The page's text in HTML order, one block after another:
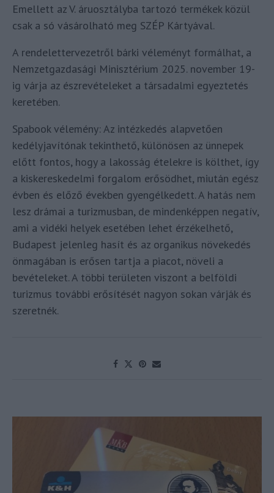
Emellett az V. áruosztályba tartozó termékek közül
csak a só vásárolható meg SZÉP Kártyával.
A rendelettervezetről bárki véleményt formálhat, a
Nemzetgazdasági Minisztérium 2025. november 19-
ig várja az észrevételeket a társadalmi egyeztetés
keretében.
Spabook vélemény: Az intézkedés alapvetően
kedélyjavítónak tekinthető, különösen az ünnepek
előtt fontos, hogy a lakosság ételekre is költhet, így
a kiskereskedelmi forgalom erősödhet, miután egész
évben és előző években gyengélkedett. A hatás nem
lesz drámai a turizmusban, de mindenképpen negatív,
ami a vidéki helyek esetében lehet érzékelhető,
Budapest jelenleg hasít és az organikus növekedés
önmagában is erősen tartja a piacot, növeli a
bevételeket. A többi területen viszont a belföldi
turizmus további erősítését nagyon sokan várják és
szeretnék.